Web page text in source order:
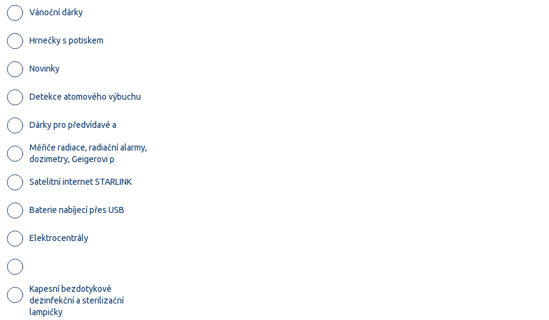
Vánoční dárky
Hrnečky s potiskem
Novinky
Detekce atomového výbuchu
Dárky pro předvídavé a
Měřiče radiace, radiační alarmy,
dozimetry, Geigerovi p
Satelitní internet STARLINK
Baterie nabíjecí přes USB
Elektrocentrály
Kapesní bezdotykové
dezinfekční a sterilizační
lampičky